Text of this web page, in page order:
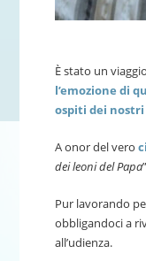
È stato un
l’emozione di
ospiti dei nostri
A onor del vero
dei leoni del Papa
Pur lavorando
obbligandoci a
all’udienza.